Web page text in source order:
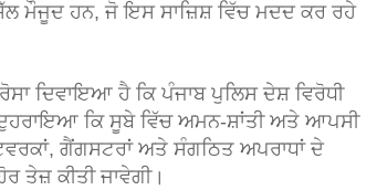
ਮੌਜੂਦ ਹਨ, ਜੋ ਇਸ ਸਾਜ਼ਿਸ਼ ਵਿੱਚ ਮਦਦ ਕਰ ਰਹੇ
ਦਿਵਾਇਆ ਹੈ ਕਿ ਪੰਜਾਬ ਪੁਲਿਸ ਦੇਸ਼ ਵਿਰੋਧੀ
ਦੁਹਰਾਇਆ ਕਿ ਸੂਬੇ ਵਿੱਚ ਅਮਨ-ਸ਼ਾਂਤੀ ਅਤੇ ਆਪਸੀ
ਗੈਂਗਸਟਰਾਂ ਅਤੇ ਸੰਗਠਿਤ ਅਪਰਾਧਾਂ ਦੇ
ਤੇਜ਼ ਕੀਤੀ ਜਾਵੇਗੀ।